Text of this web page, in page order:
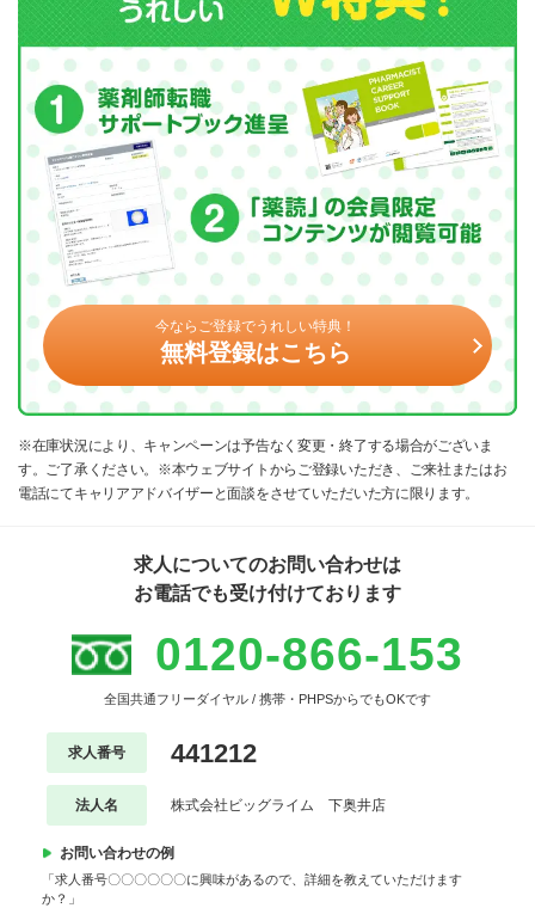
今ならご登録でうれしい特典！
無料登録はこちら
※在庫状況により、キャンペーンは予告なく変更・終了する場合がございま
す。ご了承ください。※本ウェブサイトからご登録いただき、ご来社またはお
電話にてキャリアアドバイザーと面談をさせていただいた方に限ります。
求人についてのお問い合わせは
お電話でも受け付けております
0120-866-153
全国共通フリーダイヤル / 携帯・PHPSからでもOKです
求人番号 441212
法人名 株式会社ビッグライム 下奥井店
お問い合わせの例
「求人番号〇〇〇〇〇〇に興味があるので、詳細を教えていただけます
か？」